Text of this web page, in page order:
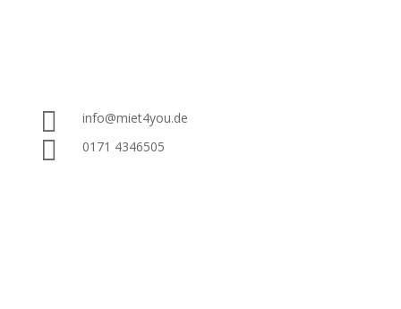
 info@miet4you.de
 0171 4346505